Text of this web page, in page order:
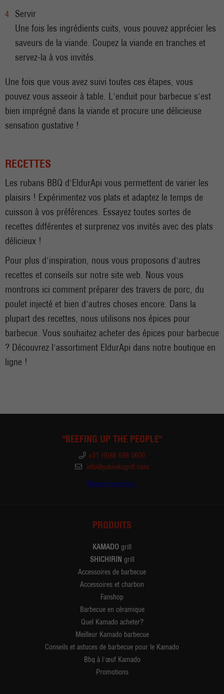
Servir
Une fois les ingrédients cuits, vous pouvez apprécier les
saveurs de la viande. Coupez la viande en tranches et
servez-la à vos invités.
Une fois que vous avez suivi toutes ces étapes, vous
pouvez vous asseoir à table. L'enduit pour barbecue s'est
bien imprégné dans la viande et procure une délicieuse
sensation gustative !
RECETTES
Les rubans BBQ d'EldurApi vous permettent de varier les
plaisirs ! Expérimentez vos plats et adaptez le temps de
cuisson à vos préférences. Essayez toutes sortes de
recettes différentes et surprenez vos invités avec des plats
délicieux !
Pour plus d'inspiration, nous vous proposons d'autres
recettes et conseils sur notre site web. Nous vous
montrons ici comment préparer des travers de porc, du
poulet injecté et bien d'autres choses encore. Dans la
plupart des recettes, nous utilisons nos épices pour
barbecue. Vous souhaitez acheter des épices pour barbecue
? Découvrez l'assortiment EldurApi dans notre boutique en
ligne !
"BEEFING UP THE PEOPLE"
+31 (0)88 688 0600
info@yakinikugrill.com
Trouver revendeur
PRODUITS
KAMADO grill
SHICHIRIN grill
Accessoires de barbecue
Accessoires et charbon
Fanshop
Barbecue en céramique
Quel Kamado acheter?
Meilleur Kamado barbecue
Conseils et astuces de barbecue pour le Kamado
Bbq à l'œuf Kamado
Promotions